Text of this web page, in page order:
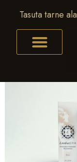
Tasuta tarne